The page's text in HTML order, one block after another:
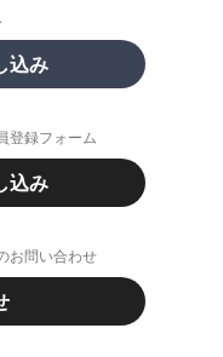
込み
登録フォーム
込み
お問い合わせ